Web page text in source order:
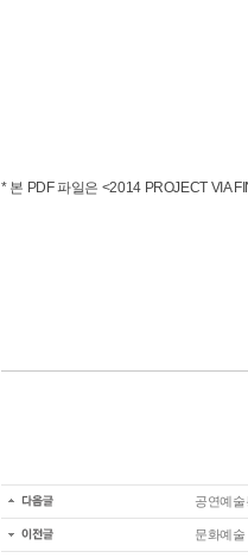
* 본 PDF 파일은 <2014 PROJECT VIA
공연예
문화예